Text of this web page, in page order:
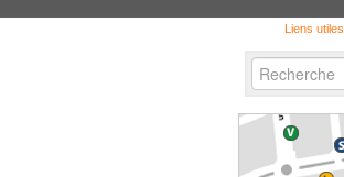
Liens utiles
Chercher par
avancée…